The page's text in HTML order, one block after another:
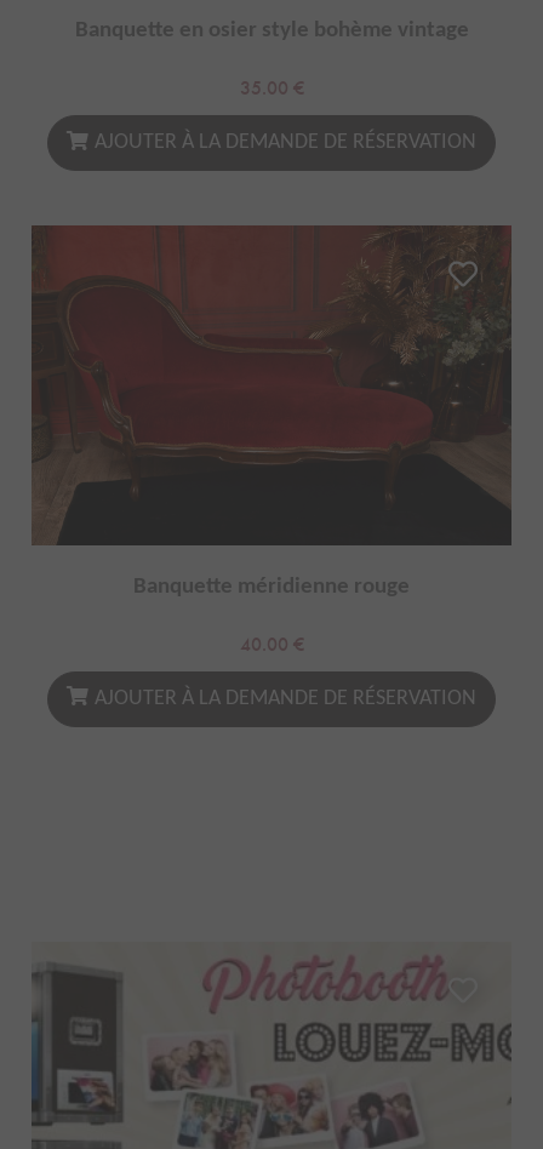
Banquette en osier style bohème vintage
35.00 €
AJOUTER À LA DEMANDE DE RÉSERVATION
Banquette méridienne rouge
40.00 €
AJOUTER À LA DEMANDE DE RÉSERVATION